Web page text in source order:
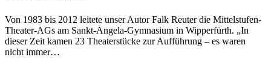
Von 1983 bis 2012 leitete unser Autor Falk Reuter die Mittelstufen-
Theater-AGs am Sankt-Angela-Gymnasium in Wipperfürth. „In
dieser Zeit kamen 23 Theaterstücke zur Aufführung – es waren
nicht immer…